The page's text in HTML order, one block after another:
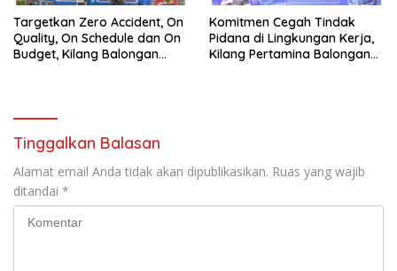
Targetkan Zero Accident, On
Quality, On Schedule dan On
Budget, Kilang Balongan
Komitmen Cegah Tindak
Pidana di Lingkungan Kerja,
Kilang Pertamina Balongan
Tinggalkan Balasan
Alamat email Anda tidak akan dipublikasikan. Ruas yang wajib
ditandai *